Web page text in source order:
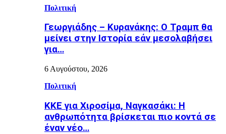
Πολιτική
Γεωργιάδης – Κυρανάκης: Ο Τραμπ θα
μείνει στην Ιστορία εάν μεσολαβήσει
για…
6 Αυγούστου, 2026
Πολιτική
ΚΚΕ για Χιροσίμα, Ναγκασάκι: Η
ανθρωπότητα βρίσκεται πιο κοντά σε
έναν νέο…